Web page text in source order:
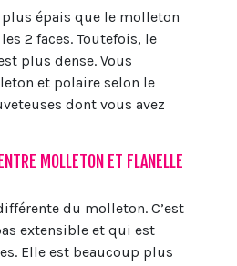
épais que le molleton
2 faces. Toutefois, le
plus dense. Vous
et polaire selon le
dont vous avez
MOLLETON ET FLANELLE
du molleton. C’est
extensible et qui est
Elle est beaucoup plus